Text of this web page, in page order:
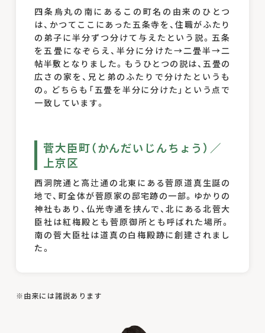
四条烏丸の南にあるこの町名の由来のひとつ
は、かつてここにあった五条寺を、住職がふたり
の弟子に半分ずつ分けて与えたという説。五条
を五畳になぞらえ、半分に分けた→二畳半→二
帖半敷となりました。もうひとつの説は、五畳の
広さの家を、兄と弟のふたりで分けたというも
の。どちらも「五畳を半分に分けた」という点で
一致しています。
菅大臣町（かんだいじんちょう）／
上京区
西洞院通と高辻通の北東にある菅原道真生誕の
地で、町全体が菅原家の邸宅跡の一部。ゆかりの
神社もあり、仏光寺通を挟んで、北にある北菅大
臣社は紅梅殿とも菅原御所とも呼ばれた場所。
南の菅大臣社は道真の白梅殿跡に創建されまし
た。
※由来には諸説あります